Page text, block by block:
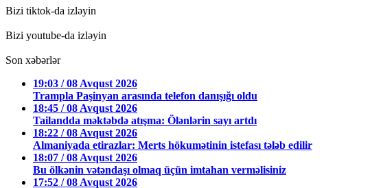
Bizi tiktok-da izləyin
Bizi youtube-da izləyin
Son xəbərlər
19:03 / 08 Avqust 2026
Trampla Paşinyan arasında telefon danışığı oldu
18:45 / 08 Avqust 2026
Tailandda məktəbdə atışma: Ölənlərin sayı artdı
18:22 / 08 Avqust 2026
Almaniyada etirazlar: Merts hökumətinin istefası tələb edilir
18:07 / 08 Avqust 2026
Bu ölkənin vətəndaşı olmaq üçün imtahan verməlisiniz
17:52 / 08 Avqust 2026